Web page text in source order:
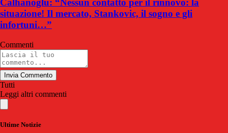
Calhanoglu: “Nessun contatto per il rinnovo: la
situazione! Il mercato, Stankovic, il sogno e gli
infortuni…”
Commenti
Invia Commento
Tutti
Leggi altri commenti
Ultime Notizie